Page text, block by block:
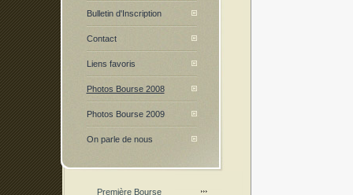
Bulletin d'Inscription
Contact
Liens favoris
Photos Bourse 2008
Photos Bourse 2009
On parle de nous
Première Bourse